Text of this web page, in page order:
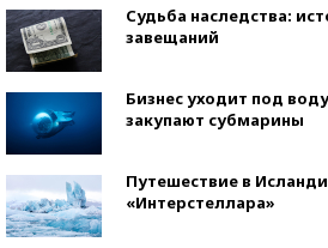
Судьба наследства:
завещаний
Бизнес уходит под
закупают субмарины
Путешествие в
«Интерстеллара»